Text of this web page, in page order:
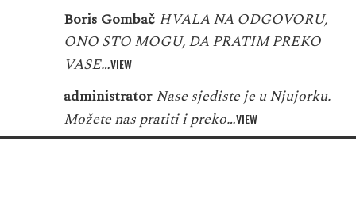
Boris Gombač HVALA NA ODGOVORU,
ONO STO MOGU, DA PRATIM PREKO
VASE…VIEW
administrator Nase sjediste je u Njujorku.
Možete nas pratiti i preko…VIEW